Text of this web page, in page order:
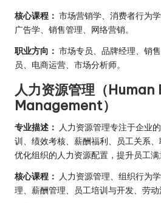
核心课程： 市场营销学、消费者行为
广告学、销售管理、网络营销。
职业方向： 市场专员、品牌经理、销
员、电商运营、市场分析师。
人力资源管理（Human
Management）
专业描述： 人力资源管理专注于企业
训、绩效考核、薪酬福利、员工关系
优化组织的人力资源配置，提升员工满
核心课程： 人力资源管理、组织行为
理、薪酬管理、员工培训与开发、劳动